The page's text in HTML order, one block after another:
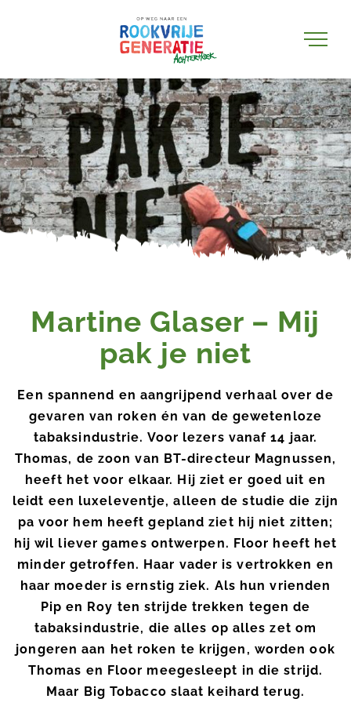
Martine Glaser – Mij
pak je niet
Een spannend en aangrijpend verhaal over de
gevaren van roken én van de gewetenloze
tabaksindustrie. Voor lezers vanaf 14 jaar.
Thomas, de zoon van BT-directeur Magnussen,
heeft het voor elkaar. Hij ziet er goed uit en
leidt een luxeleventje, alleen de studie die zijn
pa voor hem heeft gepland ziet hij niet zitten;
hij wil liever games ontwerpen. Floor heeft het
minder getroffen. Haar vader is vertrokken en
haar moeder is ernstig ziek. Als hun vrienden
Pip en Roy ten strijde trekken tegen de
tabaksindustrie, die alles op alles zet om
jongeren aan het roken te krijgen, worden ook
Thomas en Floor meegesleept in die strijd.
Maar Big Tobacco slaat keihard terug.